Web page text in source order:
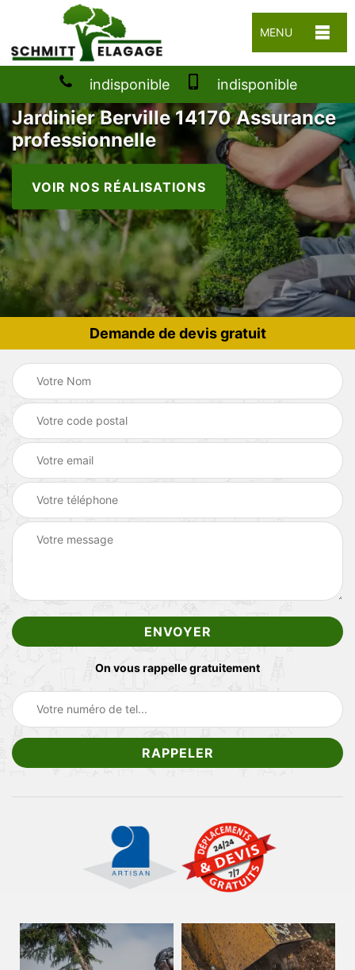
MENU
indisponible indisponible
Jardinier Berville 14170 Assurance
professionnelle
VOIR NOS RÉALISATIONS
Demande de devis gratuit
On vous rappelle gratuitement